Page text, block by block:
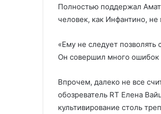
Полностью поддержал
человек, как Инфантино,
«Ему не следует
Он совершил много ошибок
Впрочем, далеко не все
обозреватель RT Елена
культивирование столь